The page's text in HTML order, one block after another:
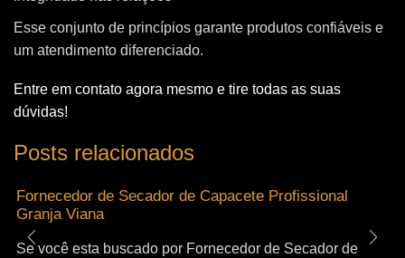
Esse conjunto de princípios garante produtos confiáveis e
um atendimento diferenciado.
Entre em contato agora mesmo e tire todas as suas
dúvidas!
Posts relacionados
Fornecedor de Secador de Capacete Profissional
Granja Viana
Se você esta buscado por Fornecedor de Secador de